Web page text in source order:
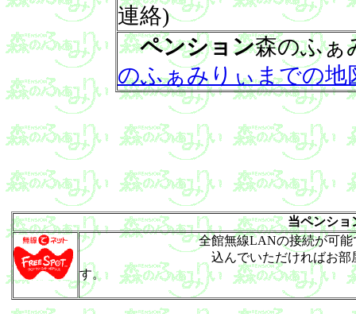
連絡)
ペンション森のふぁ
のふぁみりぃまでの地
当ペンショ
全館無線LANの接続が可
込んでいただければお